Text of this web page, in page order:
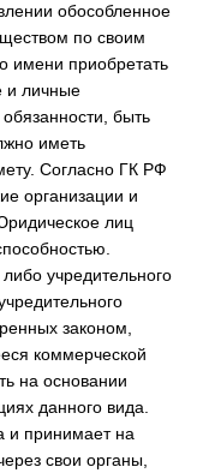
обособленное
по своим
имени приобретать
и личные
быть
иметь
Согласно ГК РФ
организации и
лиц
учредительного
законом,
коммерческой
на основании
данного вида.
и принимает на
свои органы,